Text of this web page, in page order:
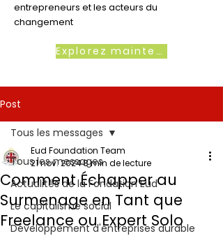
entrepreneurs et les acteurs du
changement
Explorez maintenant
Post
Tous les messages
Actualités de la Fondation Eud
Le capitalisme social
Développement d'entreprises durable
Tous les messages
Comment Échapper au
Surmenage en Tant que
Freelance ou Expert Solo
Eud Foundation Team
21 nov. 20248 min de lecture